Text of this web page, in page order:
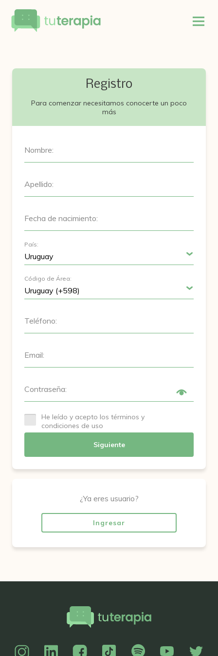
Registro
Para comenzar necesitamos conocerte un poco
más
Nombre:
Apellido:
Fecha de nacimiento:
País:
Código de Área:
Teléfono:
Email:
Contraseña:
He leído y acepto los términos y
condiciones de uso
Siguiente
¿Ya eres usuario?
Ingresar